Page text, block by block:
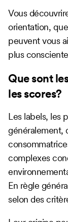
Vous
orientation,
peuvent vous
plus
Que sont
les scores?
Les labels, les
généralement,
complexes
En règle
selon des